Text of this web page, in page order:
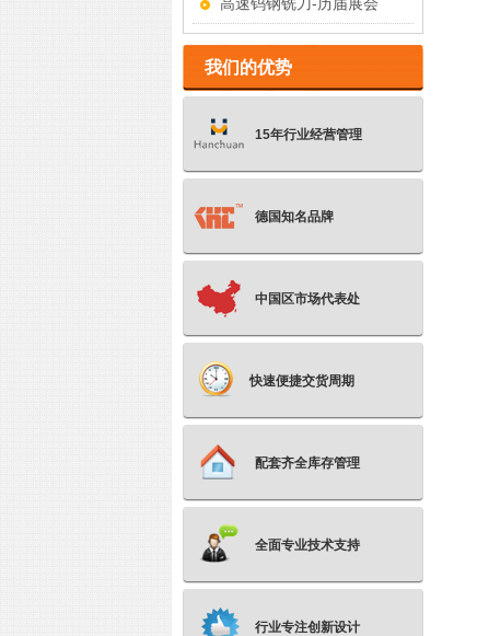
我们的优势
15年行业经营管理
德国知名品牌
中国区市场代表处
快速便捷交货周期
配套齐全库存管理
全面专业技术支持
行业专注创新设计